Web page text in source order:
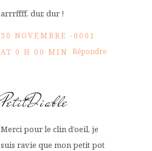
arrrffff, dur, dur !
30 NOVEMBRE -0001
AT 0 H 00 MIN Répondre
PetitDiable
Merci pour le clin d’oeil, je
suis ravie que mon petit pot